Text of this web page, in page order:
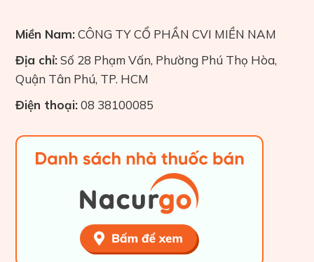
Miền Nam:CÔNG TY CỔ PHẦN CVI MIỀN NAM
Địa chỉ:Số 28 Phạm Vấn, Phường Phú Thọ Hòa,
Quận Tân Phú, TP. HCM
Điện thoại:08 38100085